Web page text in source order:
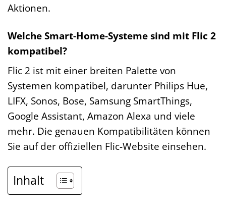
Aktionen.
Welche Smart-Home-Systeme sind mit Flic 2
kompatibel?
Flic 2 ist mit einer breiten Palette von
Systemen kompatibel, darunter Philips Hue,
LIFX, Sonos, Bose, Samsung SmartThings,
Google Assistant, Amazon Alexa und viele
mehr. Die genauen Kompatibilitäten können
Sie auf der offiziellen Flic-Website einsehen.
Inhalt